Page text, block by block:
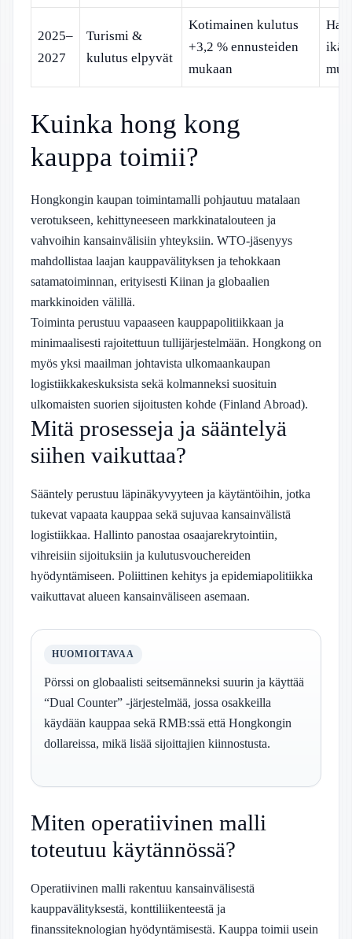
2025–
2027
Turismi &
kulutus elpyvät
Kotimainen kulutus
+3,2 % ennusteiden
mukaan
Kuinka hong kong
kauppa toimii?
Hongkongin kaupan toimintamalli pohjautuu matalaan
verotukseen, kehittyneeseen markkinatalouteen ja
vahvoihin kansainvälisiin yhteyksiin. WTO-jäsenyys
mahdollistaa laajan kauppavälityksen ja tehokkaan
satamatoiminnan, erityisesti Kiinan ja globaalien
markkinoiden välillä.
Toiminta perustuu vapaaseen kauppapolitiikkaan ja
minimaalisesti rajoitettuun tullijärjestelmään. Hongkong on
myös yksi maailman johtavista ulkomaankaupan
logistiikkakeskuksista sekä kolmanneksi suosituin
ulkomaisten suorien sijoitusten kohde (Finland Abroad).
Mitä prosesseja ja sääntelyä
siihen vaikuttaa?
Sääntely perustuu läpinäkyvyyteen ja käytäntöihin, jotka
tukevat vapaata kauppaa sekä sujuvaa kansainvälistä
logistiikkaa. Hallinto panostaa osaajarekrytointiin,
vihreisiin sijoituksiin ja kulutusvouchereiden
hyödyntämiseen. Poliittinen kehitys ja epidemiapolitiikka
vaikuttavat alueen kansainväliseen asemaan.
HUOMIOITAVAA
Pörssi on globaalisti seitsemänneksi suurin ja käyttää
“Dual Counter” -järjestelmää, jossa osakkeilla
käydään kauppaa sekä RMB:ssä että Hongkongin
dollareissa, mikä lisää sijoittajien kiinnostusta.
Miten operatiivinen malli
toteutuu käytännössä?
Operatiivinen malli rakentuu kansainvälisestä
kauppavälityksestä, konttiliikenteestä ja
finanssiteknologian hyödyntämisestä. Kauppa toimii usein